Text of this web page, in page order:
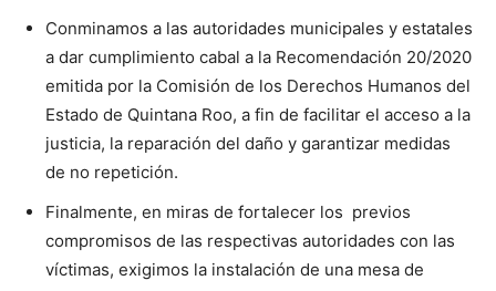
Conminamos a las autoridades municipales y estatales
a dar cumplimiento cabal a la Recomendación 20/2020
emitida por la Comisión de los Derechos Humanos del
Estado de Quintana Roo, a fin de facilitar el acceso a la
justicia, la reparación del daño y garantizar medidas
de no repetición.
Finalmente, en miras de fortalecer los previos
compromisos de las respectivas autoridades con las
víctimas, exigimos la instalación de una mesa de